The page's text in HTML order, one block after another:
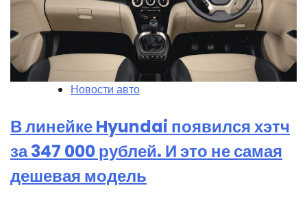
Новости авто
В линейке Hyundai появился хэтч
за 347 000 рублей. И это не самая
дешевая модель